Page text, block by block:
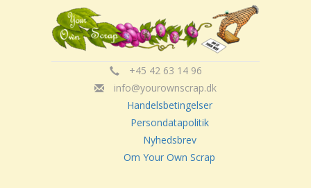
+45 42 63 14 96
info@yourownscrap.dk
Handelsbetingelser
Persondatapolitik
Nyhedsbrev
Om Your Own Scrap